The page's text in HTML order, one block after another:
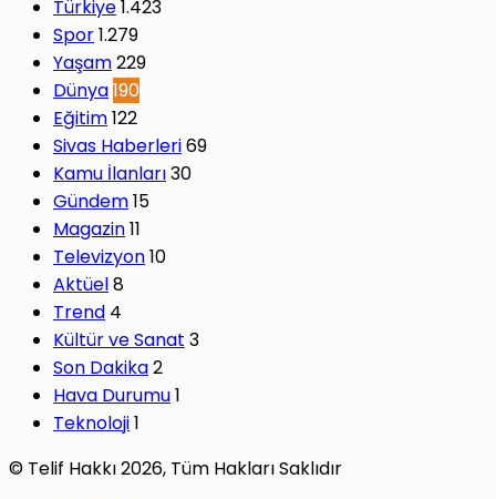
Türkiye1.423
Spor1.279
Yaşam229
Dünya190
Eğitim122
Sivas Haberleri69
Kamu İlanları30
Gündem15
Magazin11
Televizyon10
Aktüel8
Trend 4
Kültür ve Sanat 3
Son Dakika2
Hava Durumu1
Teknoloji1
© Telif Hakkı 2026, Tüm Hakları Saklıdır